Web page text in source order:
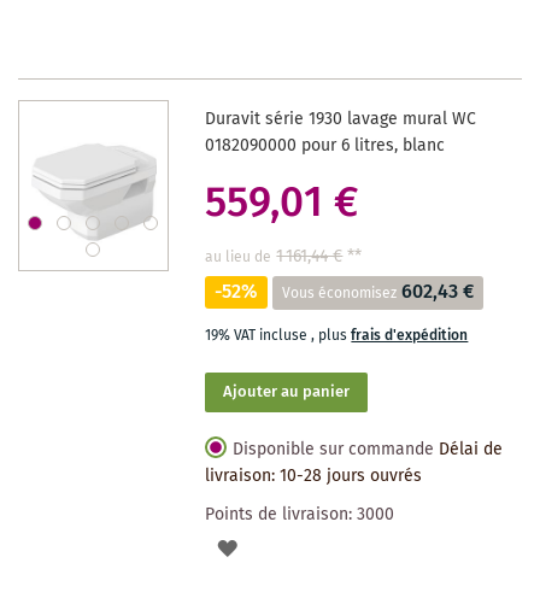
SOUHAITS
Duravit série 1930 lavage mural WC
0182090000 pour 6 litres, blanc
559,01 €
au lieu de 1 161,44 €**
-52% Vous économisez 602,43 €
19% VAT incluse, plusfrais d'expédition
Ajouter au panier
Disponible sur commande Délai de
livraison: 10-28 jours ouvrés
Points de livraison:3000
AJOUTER